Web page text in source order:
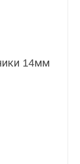
14мм